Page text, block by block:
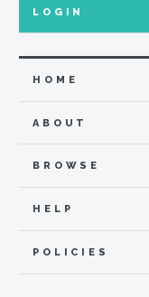
LOGIN
HOME
ABOUT
BROWSE
HELP
POLICIES